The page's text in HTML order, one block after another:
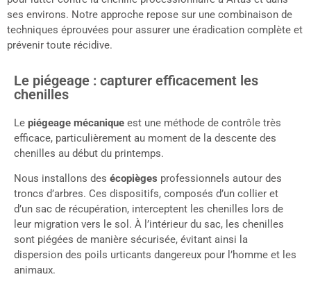
ses environs. Notre approche repose sur une combinaison de
techniques éprouvées pour assurer une éradication complète et
prévenir toute récidive.
Le piégeage : capturer efficacement les
chenilles
Le piégeage mécanique est une méthode de contrôle très
efficace, particulièrement au moment de la descente des
chenilles au début du printemps.
Nous installons des écopièges professionnels autour des
troncs d’arbres. Ces dispositifs, composés d’un collier et
d’un sac de récupération, interceptent les chenilles lors de
leur migration vers le sol. À l’intérieur du sac, les chenilles
sont piégées de manière sécurisée, évitant ainsi la
dispersion des poils urticants dangereux pour l’homme et les
animaux.